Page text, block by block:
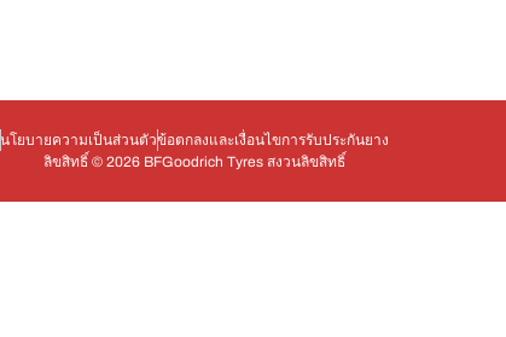
นโยบายความเป็นส่วนตัวข้อตกลงและเงื่อนไขการรับประกันยาง
ลิขสิทธิ์ © 2026 BFGoodrich Tyres สงวนลิขสิทธิ์